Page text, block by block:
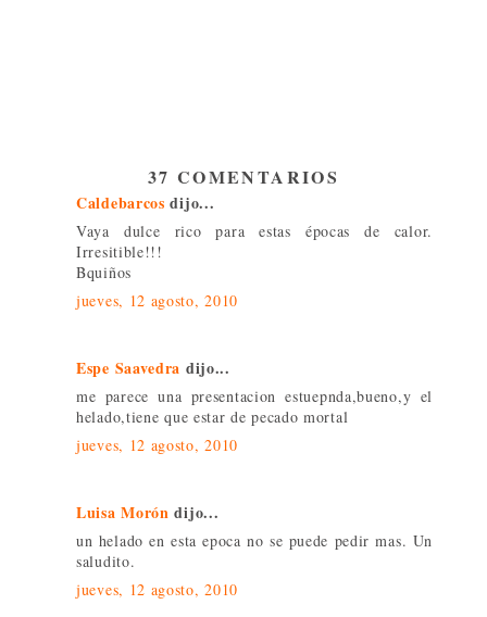
37 COMENTARIOS
Caldebarcosdijo...
Vaya dulce rico para estas épocas de calor.
Irresitible!!!
Bquiños
jueves, 12 agosto, 2010
Espe Saavedra dijo...
me parece una presentacion estuepnda,bueno,y el
helado,tiene que estar de pecado mortal
jueves, 12 agosto, 2010
Luisa Morón dijo...
un helado en esta epoca no se puede pedir mas. Un
saludito.
jueves, 12 agosto, 2010